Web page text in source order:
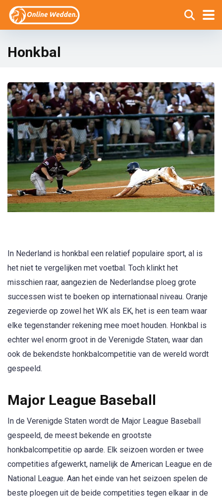
Honkbal
In Nederland is honkbal een relatief populaire sport, al is
het niet te vergelijken met voetbal. Toch klinkt het
misschien raar, aangezien de Nederlandse ploeg grote
successen wist te boeken op internationaal niveau. Oranje
zegevierde op zowel het WK als EK, het is een team waar
elke tegenstander rekening mee moet houden. Honkbal is
echter wel enorm groot in de Verenigde Staten, waar dan
ook de bekendste honkbalcompetitie van de wereld wordt
gespeeld.
Major League Baseball
In de Verenigde Staten wordt de Major League Baseball
gespeeld, de meest bekende en grootste
honkbalcompetitie op aarde. Elk seizoen worden er twee
competities afgewerkt, namelijk de American League en de
National League. Aan het einde van het seizoen spelen de
beste ploegen uit de beide competities tegen elkaar in de